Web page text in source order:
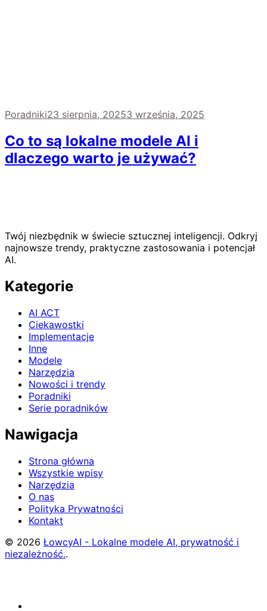
Poradniki23 sierpnia, 20253 września, 2025
Co to są lokalne modele AI i
dlaczego warto je używać?
Twój niezbędnik w świecie sztucznej inteligencji. Odkryj
najnowsze trendy, praktyczne zastosowania i potencjał
AI.
Kategorie
AI ACT
Ciekawostki
Implementacje
Inne
Modele
Narzędzia
Nowości i trendy
Poradniki
Serie poradników
Nawigacja
Strona główna
Wszystkie wpisy
Narzędzia
O nas
Polityka Prywatności
Kontakt
© 2026 ŁowcyAI - Lokalne modele AI, prywatność i
niezależność..